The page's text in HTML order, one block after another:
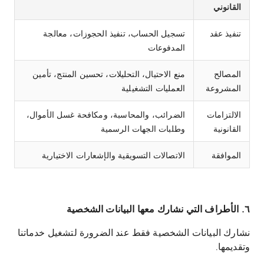
القانوني
تنفيذ عقد
تسجيل الحساب، تنفيذ الحجوزات، معالجة
المدفوعات
المصالح
المشروعة
منع الاحتيال، التحليلات، تحسين المنتج، تأمين
العمليات التشغيلية
الالتزامات
القانونية
الضرائب، والمحاسبة، ومكافحة غسل الأموال،
وطلبات الجهات الرسمية
الموافقة الاتصالات التسويقية والإشعارات الاختيارية
٦. الأطراف التي نشارك معها البيانات الشخصية
نشارك البيانات الشخصية فقط عند الضرورة لتشغيل خدماتنا
وتقديمها.